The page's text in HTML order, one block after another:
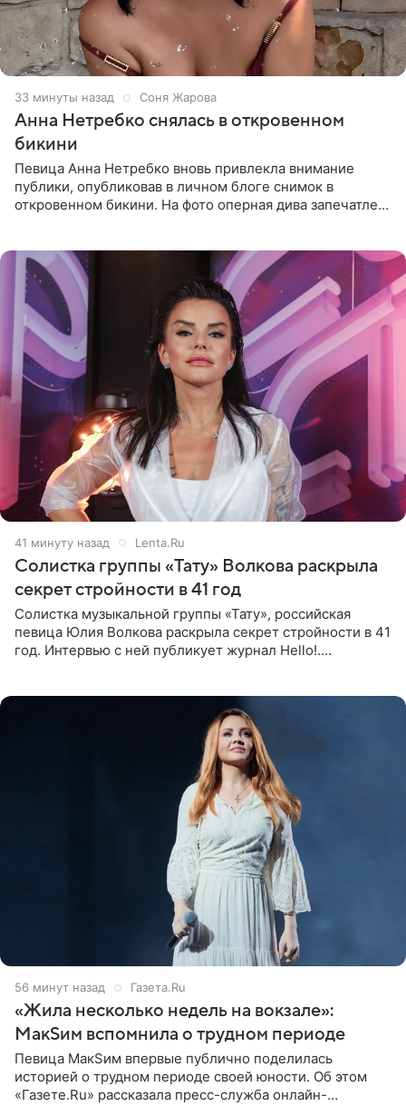
34 минуты назад Соня Жарова
Анна Нетребко снялась в откровенном
бикини
Певица Анна Нетребко вновь привлекла внимание
публики, опубликовав в личном блоге снимок в
откровенном бикини. На фото оперная дива запечатлена
42 минуты назад Lenta.Ru
Солистка группы «Тату» Волкова раскрыла
секрет стройности в 41 год
Солистка музыкальной группы «Тату», российская
певица Юлия Волкова раскрыла секрет стройности в 41
год. Интервью с ней публикует журнал Hello!.
57 минут назад Газета.Ru
«Жила несколько недель на вокзале»:
МакSим вспомнила о трудном периоде
Певица МакSим впервые публично поделилась
историей о трудном периоде своей юности. Об этом
«Газете.Ru» рассказала пресс-служба онлайн-